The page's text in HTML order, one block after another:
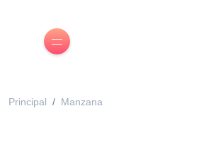
Principal Manzana